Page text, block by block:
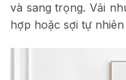
và sang trọng. Vải
hợp hoặc sợi tự